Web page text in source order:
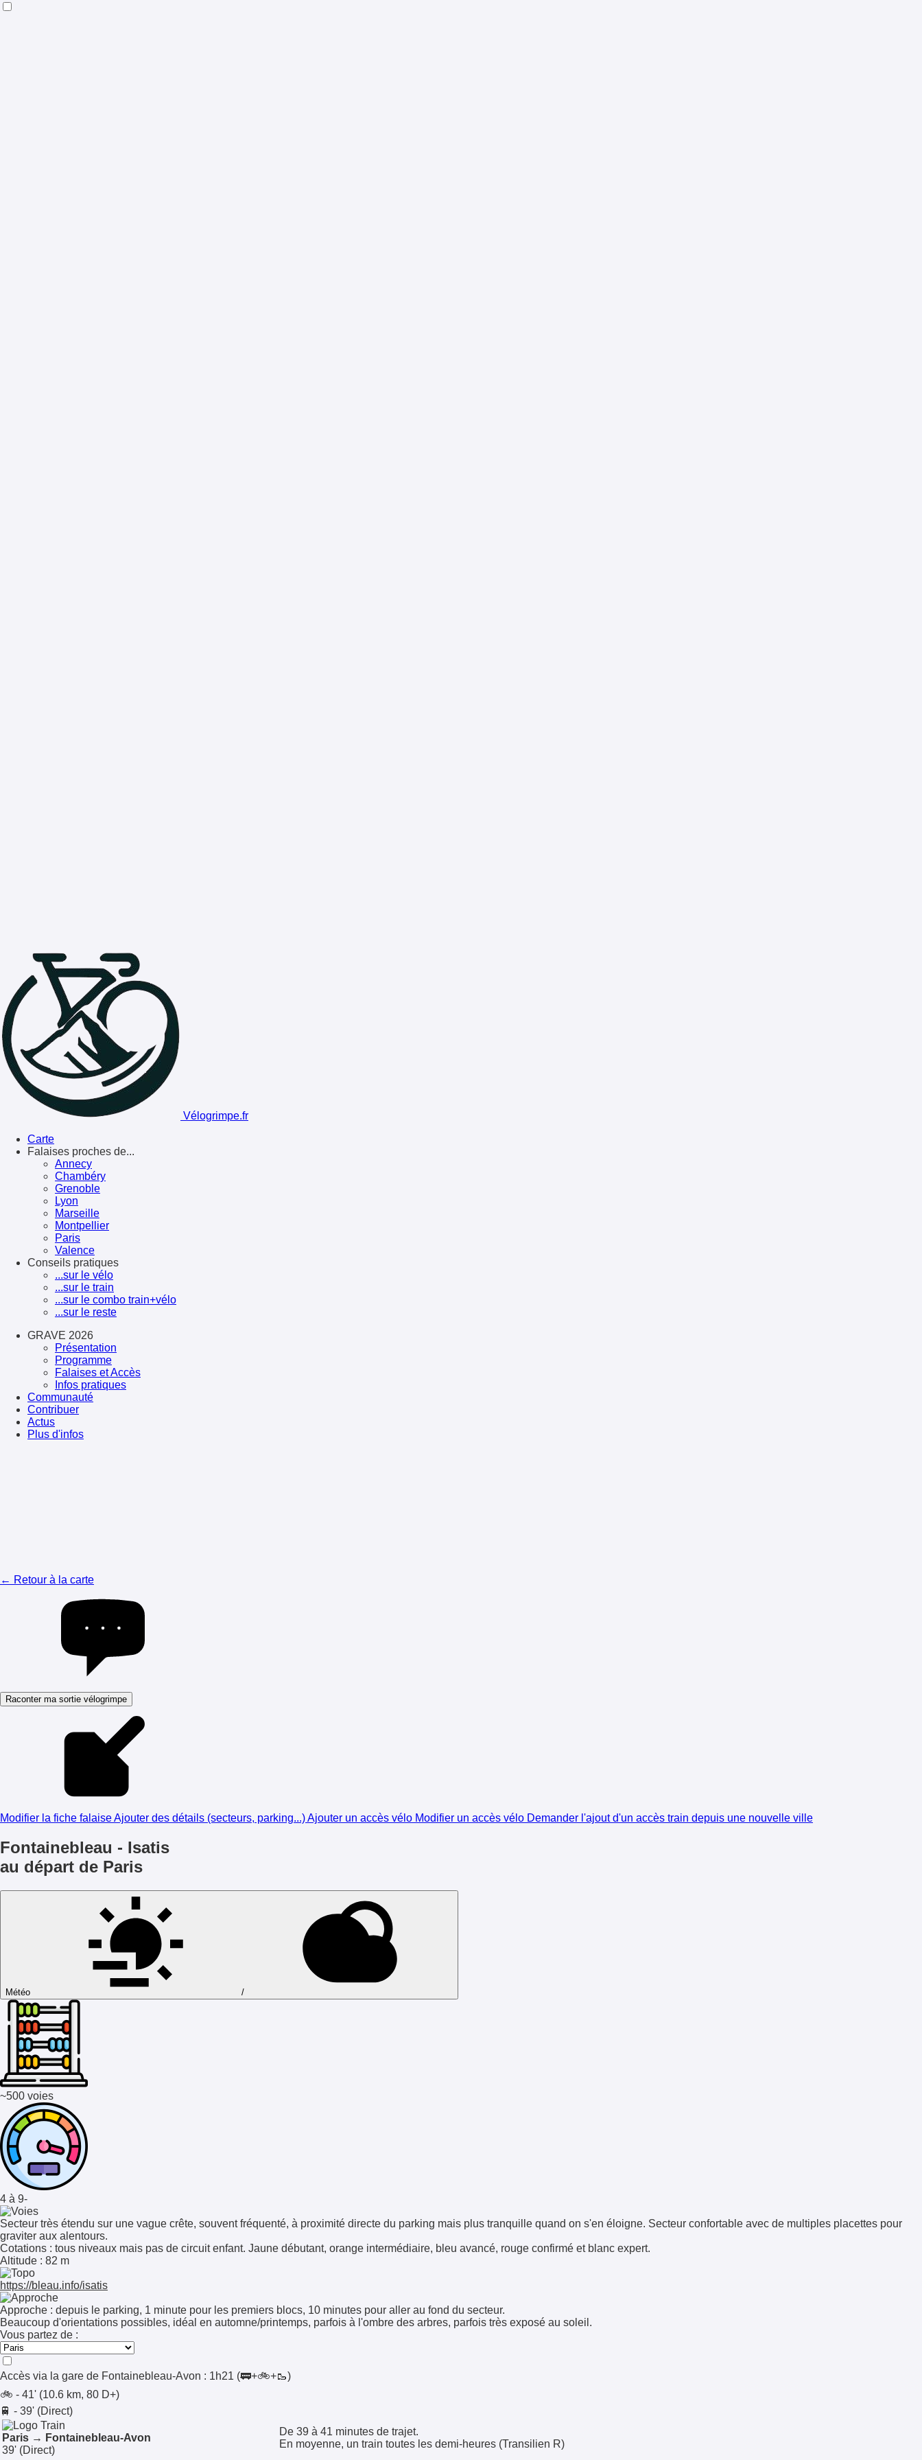
Vélogrimpe.fr
Carte
Falaises proches de...
Annecy
Chambéry
Grenoble
Lyon
Marseille
Montpellier
Paris
Valence
Conseils pratiques
...sur le vélo
...sur le train
...sur le combo train+vélo
...sur le reste
GRAVE 2026
Présentation
Programme
Falaises et Accès
Infos pratiques
Communauté
Contribuer
Actus
Plus d'infos
← Retour à la carte
Raconter ma sortie vélogrimpe
Modifier la fiche falaiseAjouter des détails (secteurs, parking...)Ajouter un accès vélo Modifier un accès vélo Demander l'ajout d'un accès train depuis une nouvelle ville
Fontainebleau - Isatis
au départ de Paris
Météo /
~500 voies
4 à 9-
Secteur très étendu sur une vague crête, souvent fréquenté, à proximité directe du parking mais plus tranquille quand on s'en éloigne. Secteur confortable avec de multiples placettes pour
graviter aux alentours.
Cotations : tous niveaux mais pas de circuit enfant. Jaune débutant, orange intermédiaire, bleu avancé, rouge confirmé et blanc expert.
Altitude : 82 m
https://bleau.info/isatis
Approche : depuis le parking, 1 minute pour les premiers blocs, 10 minutes pour aller au fond du secteur.
Beaucoup d'orientations possibles, idéal en automne/printemps, parfois à l'ombre des arbres, parfois très exposé au soleil.
Vous partez de :
Accès via la gare de Fontainebleau-Avon : 1h21 (🚃+🚲+🥾)
🚲 - 41' (10.6 km, 80 D+)
🚆 - 39' (Direct)
Paris → Fontainebleau-Avon
39' (Direct)
De 39 à 41 minutes de trajet.
En moyenne, un train toutes les demi-heures (Transilien R)